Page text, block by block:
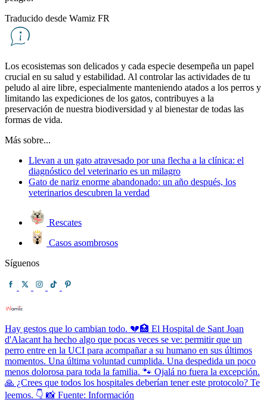
Traducido desde Wamiz FR
Los ecosistemas son delicados y cada especie desempeña un papel
crucial en su salud y estabilidad. Al controlar las actividades de tu
peludo al aire libre, especialmente manteniendo atados a los perros y
limitando las expediciones de los gatos, contribuyes a la
preservación de nuestra biodiversidad y al bienestar de todas las
formas de vida.
Más sobre...
Llevan a un gato atravesado por una flecha a la clínica: el
diagnóstico del veterinario es un milagro
Gato de nariz enorme abandonado: un año después, los
veterinarios descubren la verdad
Rescates
Casos asombrosos
Síguenos
Hay gestos que lo cambian todo. 💔🏥 El Hospital de Sant Joan
d'Alacant ha hecho algo que pocas veces se ve: permitir que un
perro entre en la UCI para acompañar a su humano en sus últimos
momentos. Una última voluntad cumplida. Una despedida un poco
menos dolorosa para toda la familia. 🐾 Ojalá no fuera la excepción.
🙏 ¿Crees que todos los hospitales deberían tener este protocolo? Te
leemos. 👇 📸 Fuente: Información